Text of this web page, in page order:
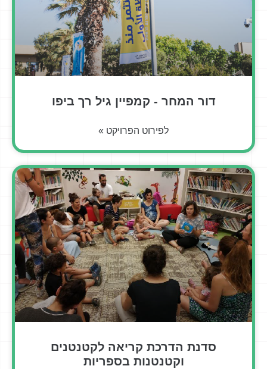
דור המחר - קמפיין גיל רך ביפו
לפירוט הפרויקט »
סדנת הדרכת קריאה לקטנטנים
וקטנטנות בספריות